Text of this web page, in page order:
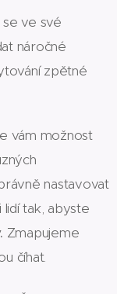
ve své
náročné
zpětné
vám možnost
nastavovat
tak, abyste
Zmapujeme
číhat.